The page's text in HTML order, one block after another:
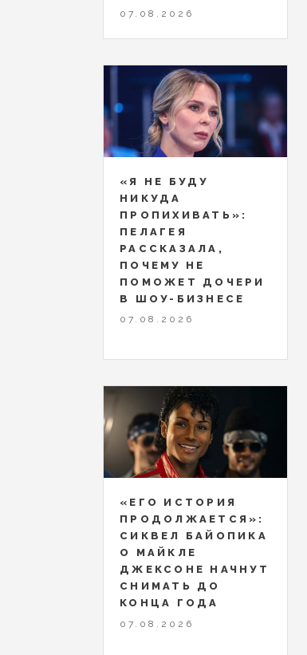
07.08.2026
«Я НЕ БУДУ
НИКУДА
ПРОПИХИВАТЬ»:
ПЕЛАГЕЯ
РАССКАЗАЛА,
ПОЧЕМУ НЕ
ПОМОЖЕТ ДОЧЕРИ
В ШОУ-БИЗНЕСЕ
07.08.2026
«ЕГО ИСТОРИЯ
ПРОДОЛЖАЕТСЯ»:
СИКВЕЛ БАЙОПИКА
О МАЙКЛЕ
ДЖЕКСОНЕ НАЧНУТ
СНИМАТЬ ДО
КОНЦА ГОДА
07.08.2026